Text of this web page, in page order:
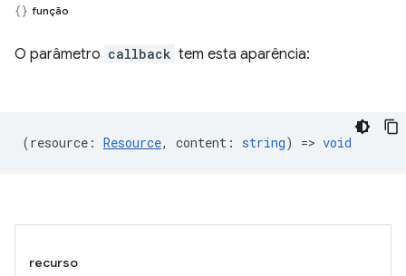
função
O parâmetro callback tem esta aparência:
(resource : Resource, content : string) => void
recurso